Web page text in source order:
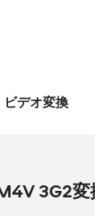
ビデオ変換
3G2変